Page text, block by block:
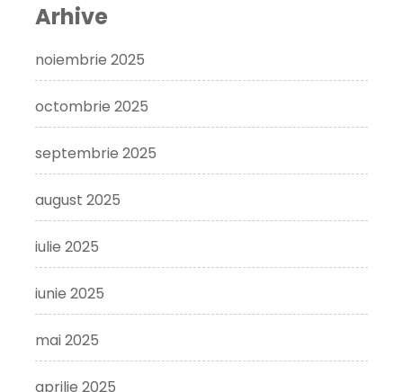
Arhive
noiembrie 2025
octombrie 2025
septembrie 2025
august 2025
iulie 2025
iunie 2025
mai 2025
aprilie 2025